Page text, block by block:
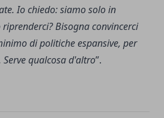
Io chiedo: siamo solo in
riprenderci? Bisogna convincerci
di politiche espansive, per
qualcosa d'altro”.